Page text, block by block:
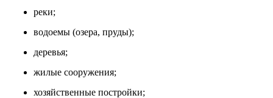
реки;
водоемы (озера, пруды);
деревья;
жилые сооружения;
хозяйственные постройки;